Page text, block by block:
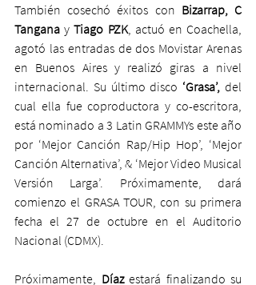
También cosechó éxitos con Bizarrap, C
Tangana y Tiago PZK, actuó en Coachella,
agotó las entradas de dos Movistar Arenas
en Buenos Aires y realizó giras a nivel
internacional. Su último disco ‘Grasa’, del
cual ella fue coproductora y co-escritora,
está nominado a 3 Latin GRAMMYs este año
por ‘Mejor Canción Rap/Hip Hop’, ‘Mejor
Canción Alternativa’, & ‘Mejor Video Musical
Versión Larga’. Próximamente, dará
comienzo el GRASA TOUR, con su primera
fecha el 27 de octubre en el Auditorio
Nacional (CDMX).
Próximamente, Díaz